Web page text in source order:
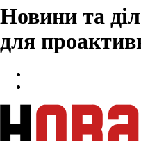
Новини та
для